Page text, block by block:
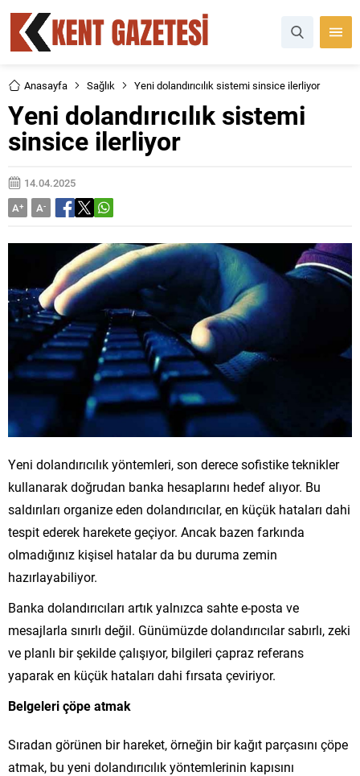
Anasayfa Sağlık Yeni dolandırıcılık sistemi sinsice ilerliyor
Yeni dolandırıcılık sistemi
sinsice ilerliyor
14.04.2025
A+ A-
Yeni dolandırıcılık yöntemleri, son derece sofistike teknikler
kullanarak doğrudan banka hesaplarını hedef alıyor. Bu
saldırıları organize eden dolandırıcılar, en küçük hataları dahi
tespit ederek harekete geçiyor. Ancak bazen farkında
olmadığınız kişisel hatalar da bu duruma zemin
hazırlayabiliyor.
Banka dolandırıcıları artık yalnızca sahte e-posta ve
mesajlarla sınırlı değil. Günümüzde dolandırıcılar sabırlı, zeki
ve planlı bir şekilde çalışıyor, bilgileri çapraz referans
yaparak en küçük hataları dahi fırsata çeviriyor.
Belgeleri çöpe atmak
Sıradan görünen bir hareket, örneğin bir kağıt parçasını çöpe
atmak, bu yeni dolandırıcılık yöntemlerinin kapısını